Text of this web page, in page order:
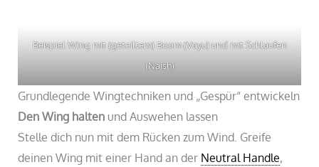
Beispiel Wing mit (geteiltem) Boom (Vayu) und mit Schlaufen
(Naish)
Grundlegende Wingtechniken und „Gespür“ entwickeln
Den Wing halten und Auswehen lassen
Stelle dich nun mit dem Rücken zum Wind. Greife
deinen Wing mit einer Hand an der Neutral Handle,